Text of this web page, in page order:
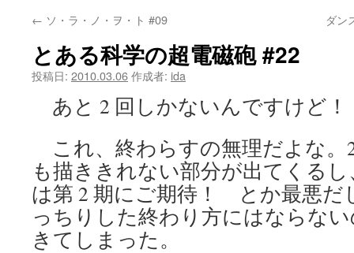
ン
へ
プ
← ソ・ラ・ノ・ヲ・ト #09 ダン
とある科学の超電磁砲 #22
投稿日: 2010.03.06作成者: ida
あと 2 回しかないんですけど！
これ、終わらすの無理だよな。
も描ききれない部分が出てくる
は第 2 期にご期待！ とか最悪だ
っちりした終わり方にはならな
きてしまった。